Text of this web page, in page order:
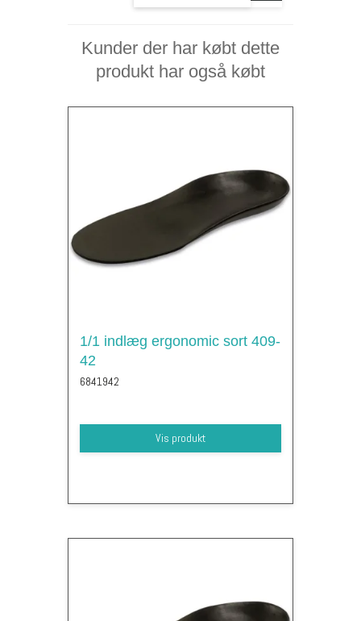
Kunder der har købt dette
produkt har også købt
1/1 indlæg ergonomic sort 409-
42
6841942
Vis produkt